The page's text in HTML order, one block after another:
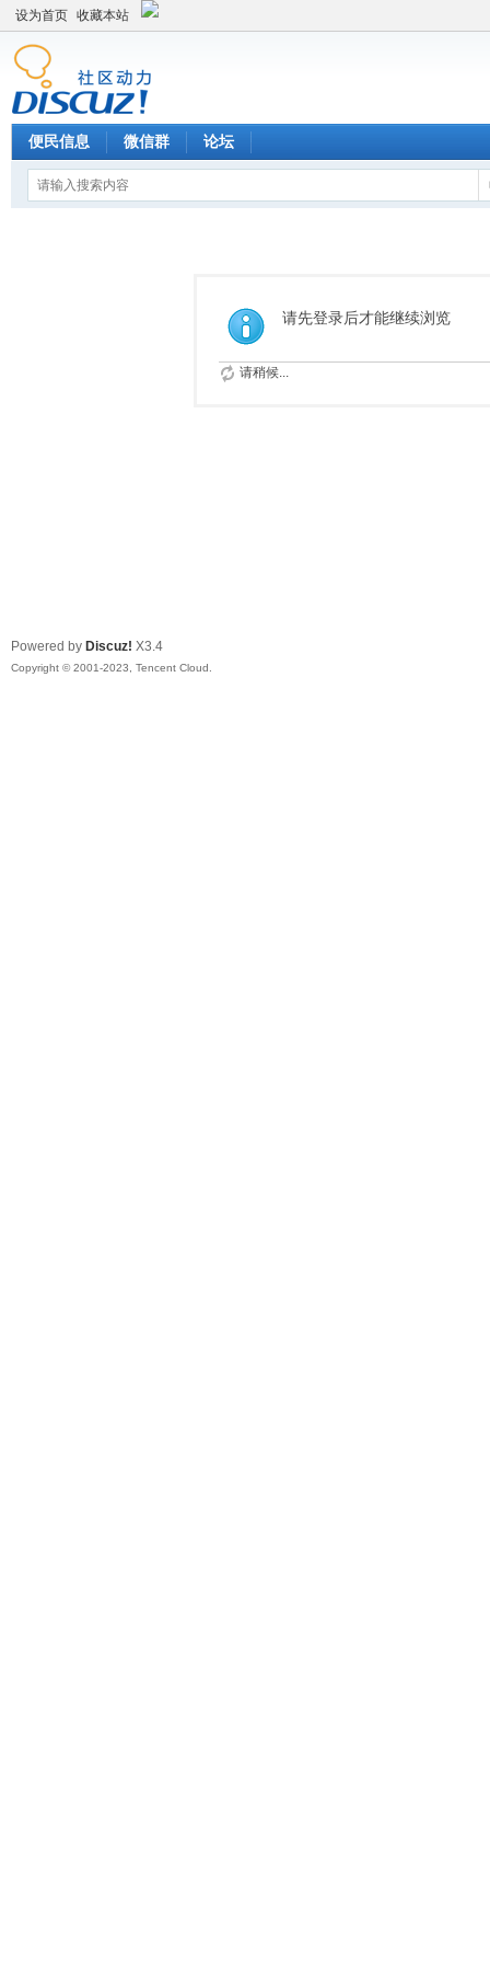
设为首页 收藏本站
便民信息 微信群 论坛
请先登录后才能继续浏览
请稍候...
Powered by Discuz! X3.4
Copyright © 2001-2023, Tencent Cloud.